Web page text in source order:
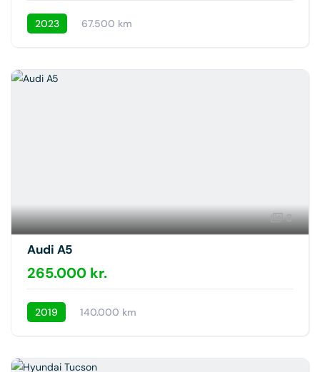
2023 67.500 km
8
Audi A5
265.000 kr.
2019 140.000 km